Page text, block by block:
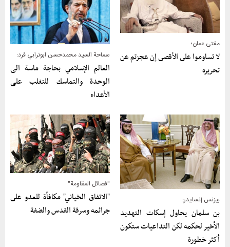
مفتى عمان؛
لا تساوموا على الأقصى إن عجزتم عن
تحريره
سماحة السيد محمدحسن ابوترابي فرد:
العالم الإسلامي بحاجة ماسة الی
الوحدة والتماسك للتغلب علی
الأعداء
بيزنس إنسايدر:
بن سلمان يحاول إسكات التهديد
الأخير لحكمه لكن التداعيات ستكون
أكثر خطورة
"فصائل المقاومة"
"الاتفاق الخياني" مكافأة للعدو على
جرائمه وسرقة القدس والضفة